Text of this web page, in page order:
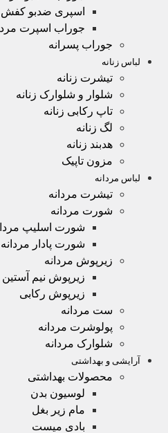
اسپری ضدبو کفش
جوراب اسپرت
جوراب پسرانه
لباس زنانه
تیشرت زنانه
شلوار و شلوارک زنانه
تاپ رکابی زنانه
لگ زنانه
هدبند زنانه
مزون تاپیک
لباس مردانه
تیشرت مردانه
شورت مردانه
شورت اسلیپ
شورت پادار مردانه
زیرپوش مردانه
زیرپوش نیم آستین
زیرپوش رکابی
ست مردانه
پولوشرت مردانه
شلوارک مردانه
آرایشی و بهداشتی
محصولات بهداشتی
لوسیون بدن
مام زیر بغل
بادی میست